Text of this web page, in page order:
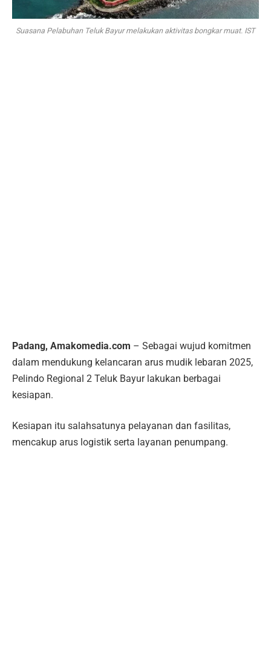
Suasana Pelabuhan Teluk Bayur melakukan aktivitas bongkar muat. IST
Padang, Amakomedia.com – Sebagai wujud komitmen
dalam mendukung kelancaran arus mudik lebaran 2025,
Pelindo Regional 2 Teluk Bayur lakukan berbagai
kesiapan.
Kesiapan itu salahsatunya pelayanan dan fasilitas,
mencakup arus logistik serta layanan penumpang.